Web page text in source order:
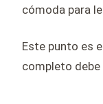
cómoda para
Este punto es
completo debe